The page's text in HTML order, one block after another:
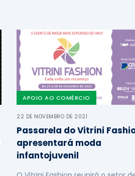
APOIO AO COMÉRCIO
22 DE NOVEMBRO DE 2021
Passarela do Vitrini
apresentará moda
infantojuvenil